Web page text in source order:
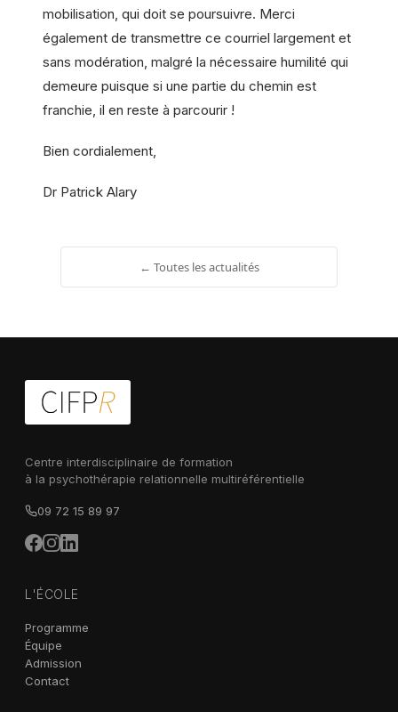
mobilisation, qui doit se poursuivre. Merci
également de transmettre ce courriel largement et
sans modération, malgré la nécessaire humilité qui
demeure puisque si une partie du chemin est
franchie, il en reste à parcourir !
Bien cordialement,
Dr Patrick Alary
← Toutes les actualités
Centre interdisciplinaire de formation
à la psychothérapie relationnelle multiréférentielle
09 72 15 89 97
L'ÉCOLE
Programme
Équipe
Admission
Contact